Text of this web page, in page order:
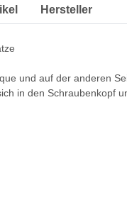
Hersteller
und auf der anderen
in den Schraubenkopf